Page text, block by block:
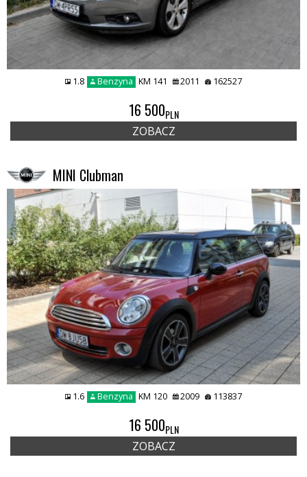
1.8 Benzyna KM 141 2011 162527
16 500PLN
ZOBACZ
MINI Clubman
1.6 Benzyna KM 120 2009 113837
16 500PLN
ZOBACZ